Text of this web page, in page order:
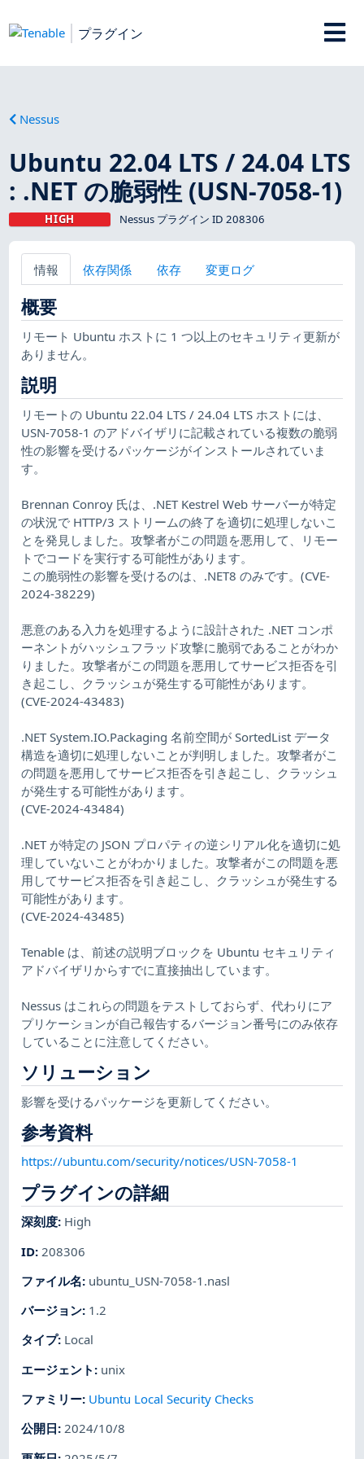
プラグイン
Nessus
Ubuntu 22.04 LTS / 24.04 LTS
: .NET の脆弱性 (USN-7058-1)
HIGH Nessus プラグイン ID 208306
情報 依存関係 依存 変更ログ
概要
リモート Ubuntu ホストに 1 つ以上のセキュリティ更新が
ありません。
説明
リモートの Ubuntu 22.04 LTS / 24.04 LTS ホストには、
USN-7058-1 のアドバイザリに記載されている複数の脆弱
性の影響を受けるパッケージがインストールされていま
す。
Brennan Conroy 氏は、.NET Kestrel Web サーバーが特定
の状況で HTTP/3 ストリームの終了を適切に処理しないこ
とを発見しました。攻撃者がこの問題を悪用して、リモー
トでコードを実行する可能性があります。
この脆弱性の影響を受けるのは、.NET8 のみです。(CVE-
2024-38229)
悪意のある入力を処理するように設計された .NET コンポ
ーネントがハッシュフラッド攻撃に脆弱であることがわか
りました。攻撃者がこの問題を悪用してサービス拒否を引
き起こし、クラッシュが発生する可能性があります。
(CVE-2024-43483)
.NET System.IO.Packaging 名前空間が SortedList データ
構造を適切に処理しないことが判明しました。攻撃者がこ
の問題を悪用してサービス拒否を引き起こし、クラッシュ
が発生する可能性があります。
(CVE-2024-43484)
.NET が特定の JSON プロパティの逆シリアル化を適切に処
理していないことがわかりました。攻撃者がこの問題を悪
用してサービス拒否を引き起こし、クラッシュが発生する
可能性があります。
(CVE-2024-43485)
Tenable は、前述の説明ブロックを Ubuntu セキュリティ
アドバイザリからすでに直接抽出しています。
Nessus はこれらの問題をテストしておらず、代わりにア
プリケーションが自己報告するバージョン番号にのみ依存
していることに注意してください。
ソリューション
影響を受けるパッケージを更新してください。
参考資料
https://ubuntu.com/security/notices/USN-7058-1
プラグインの詳細
深刻度: High
ID: 208306
ファイル名: ubuntu_USN-7058-1.nasl
バージョン: 1.2
タイプ: Local
エージェント : unix
ファミリー: Ubuntu Local Security Checks
公開日:2024/10/8